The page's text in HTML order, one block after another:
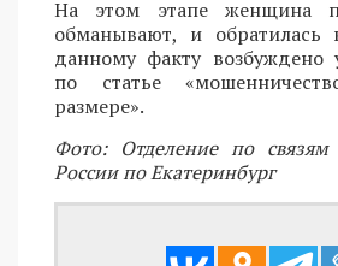
На этом этапе женщина
обманывают, и
данному факту возбуждено
по статье
размере».
Фото: Отделение по
России по Екатеринбург